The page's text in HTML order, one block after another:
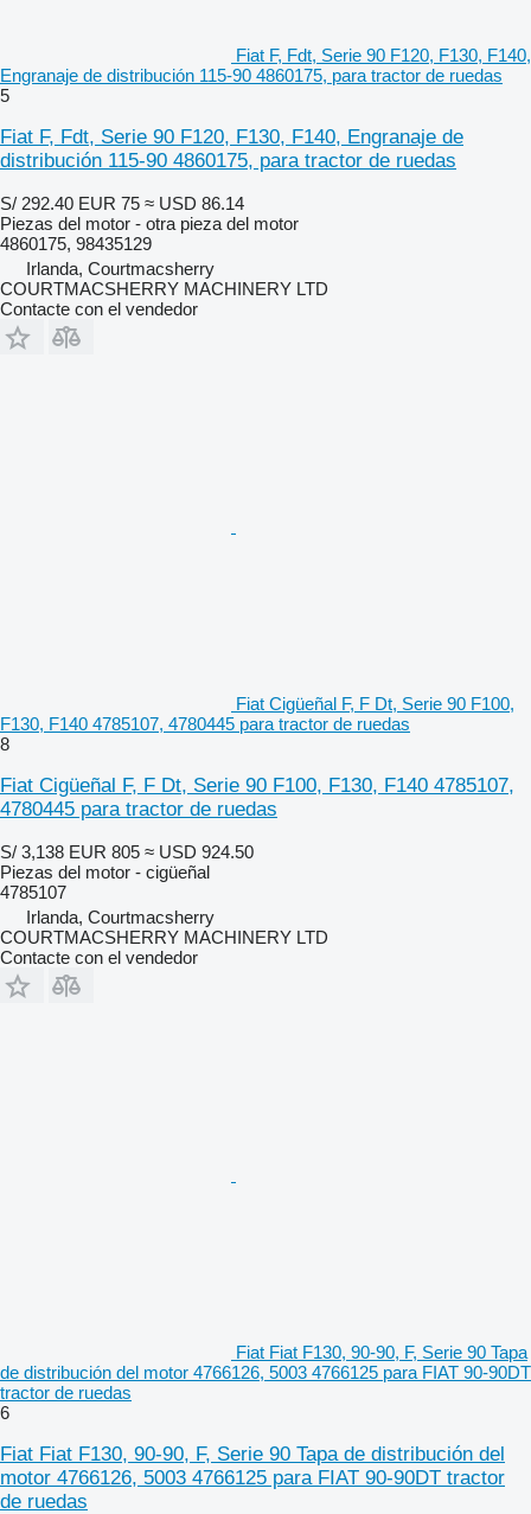
Fiat F, Fdt, Serie 90 F120, F130, F140,
Engranaje de distribución 115-90 4860175, para tractor de ruedas
5
Fiat F, Fdt, Serie 90 F120, F130, F140, Engranaje de
distribución 115-90 4860175, para tractor de ruedas
S/ 292.40 EUR 75 ≈ USD 86.14
Piezas del motor - otra pieza del motor
4860175, 98435129
Irlanda, Courtmacsherry
COURTMACSHERRY MACHINERY LTD
Contacte con el vendedor
Fiat Cigüeñal F, F Dt, Serie 90 F100,
F130, F140 4785107, 4780445 para tractor de ruedas
8
Fiat Cigüeñal F, F Dt, Serie 90 F100, F130, F140 4785107,
4780445 para tractor de ruedas
S/ 3,138 EUR 805 ≈ USD 924.50
Piezas del motor - cigüeñal
4785107
Irlanda, Courtmacsherry
COURTMACSHERRY MACHINERY LTD
Contacte con el vendedor
Fiat Fiat F130, 90-90, F, Serie 90 Tapa
de distribución del motor 4766126, 5003 4766125 para FIAT 90-90DT
tractor de ruedas
6
Fiat Fiat F130, 90-90, F, Serie 90 Tapa de distribución del
motor 4766126, 5003 4766125 para FIAT 90-90DT tractor
de ruedas